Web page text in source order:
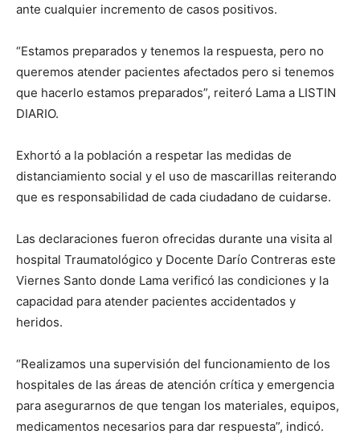
ante cualquier incremento de casos positivos.
“Estamos preparados y tenemos la respuesta, pero no
queremos atender pacientes afectados pero si tenemos
que hacerlo estamos preparados”, reiteró Lama a LISTIN
DIARIO.
Exhortó a la población a respetar las medidas de
distanciamiento social y el uso de mascarillas reiterando
que es responsabilidad de cada ciudadano de cuidarse.
Las declaraciones fueron ofrecidas durante una visita al
hospital Traumatológico y Docente Darío Contreras este
Viernes Santo donde Lama verificó las condiciones y la
capacidad para atender pacientes accidentados y
heridos.
“Realizamos una supervisión del funcionamiento de los
hospitales de las áreas de atención crítica y emergencia
para asegurarnos de que tengan los materiales, equipos,
medicamentos necesarios para dar respuesta”, indicó.